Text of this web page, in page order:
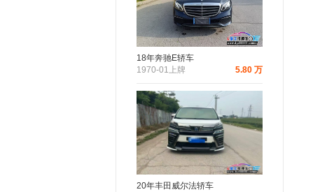
18年奔驰E轿车
1970-01上牌
5.80 万
20年丰田威尔法轿车